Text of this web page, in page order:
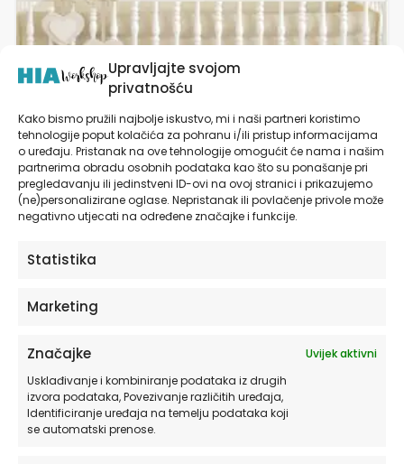
Upravljajte svojom
privatnošću
Kako bismo pružili najbolje iskustvo, mi i naši partneri koristimo
tehnologije poput kolačića za pohranu i/ili pristup informacijama
o uređaju. Pristanak na ove tehnologije omogućit će nama i našim
partnerima obradu osobnih podataka kao što su ponašanje pri
pregledavanju ili jedinstveni ID-ovi na ovoj stranici i prikazujemo
(ne)personalizirane oglase. Nepristanak ili povlačenje privole može
negativno utjecati na određene značajke i funkcije.
Statistika
Marketing
Značajke
Uvijek aktivni
Usklađivanje i kombiniranje podataka iz drugih
izvora podataka, Povezivanje različitih uređaja,
Identificiranje uređaja na temelju podataka koji
se automatski prenose.
Naljepnica za zid dječje sobe | Super Cute
od19,90€